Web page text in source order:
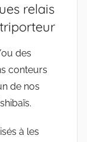
relais
des
conteurs
de nos
à les